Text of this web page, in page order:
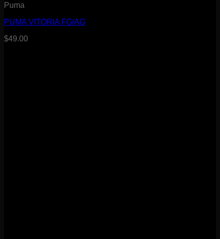
Puma
PUMA VITORIA FG/AG
$49.00